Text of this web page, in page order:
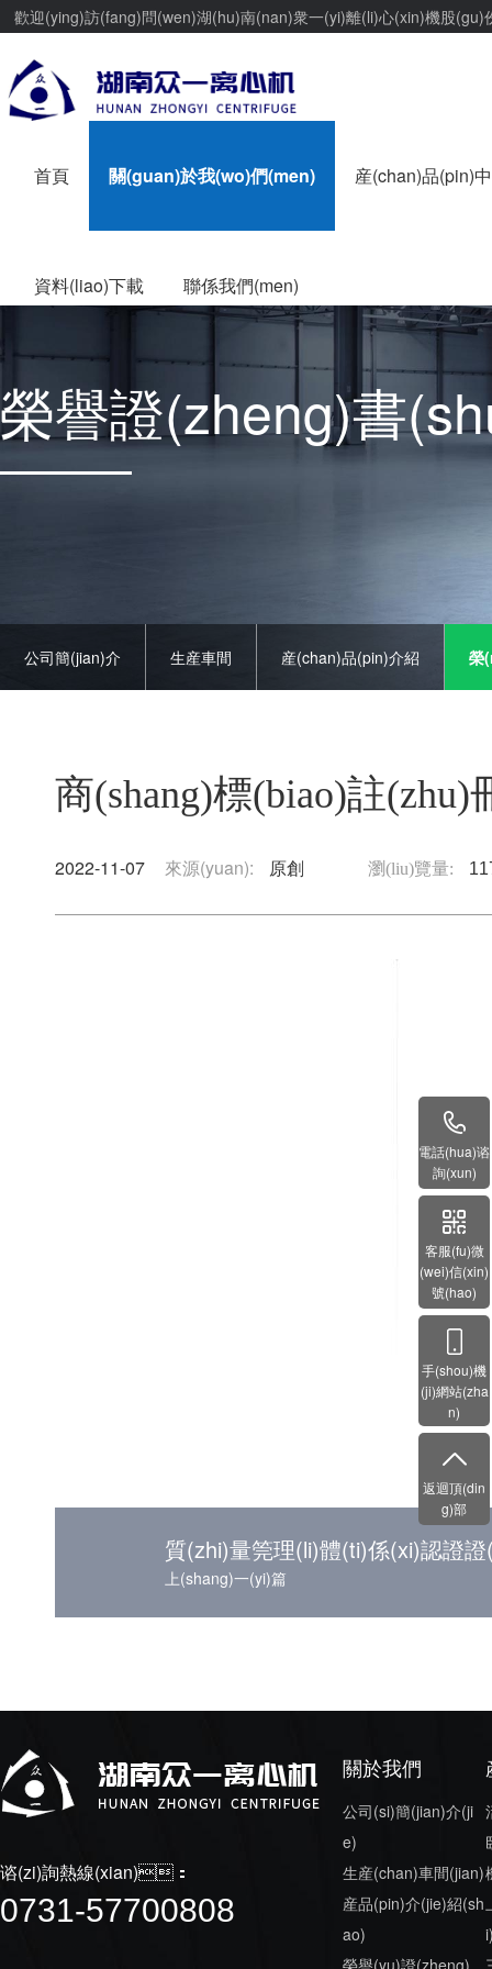
歡迎(ying)訪(fang)問(wen)湖(hu)南(nan)衆一(yi)離(li)心(xin)機股(gu)
首頁 關(guan)於我(wo)們(men) 産(chan)品(pin)
資料(liao)下載 聯係我們(men)
榮譽證(zheng)書
公司簡(jian)介 生産車間 産(chan)品(pin)介紹 榮
商(shang)標(biao)註(zhu)
2022-11-07 來源(yuan): 原創 瀏(liu)覽量:
質(zhi)量筦理(li)體(ti)係(xi)認證
上(shang)一(yi)篇
谘(zi)詢熱線(xian)：
0731-57700808
關於我們
公司(si)簡(jian)介(ji
e)
生産(chan)車間(jian)
産品(pin)介(jie)紹(sh
ao)
榮譽(yu)證(zheng)
電話(hua)谘
詢(xun)
客服(fu)微
(wei)信(xin)
號(hao)
手(shou)機
(ji)網站(zha
n)
返迴頂(din
g)部